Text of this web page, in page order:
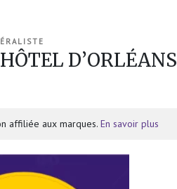
D’ORLÉANS
affiliée aux marques. En savoir plus